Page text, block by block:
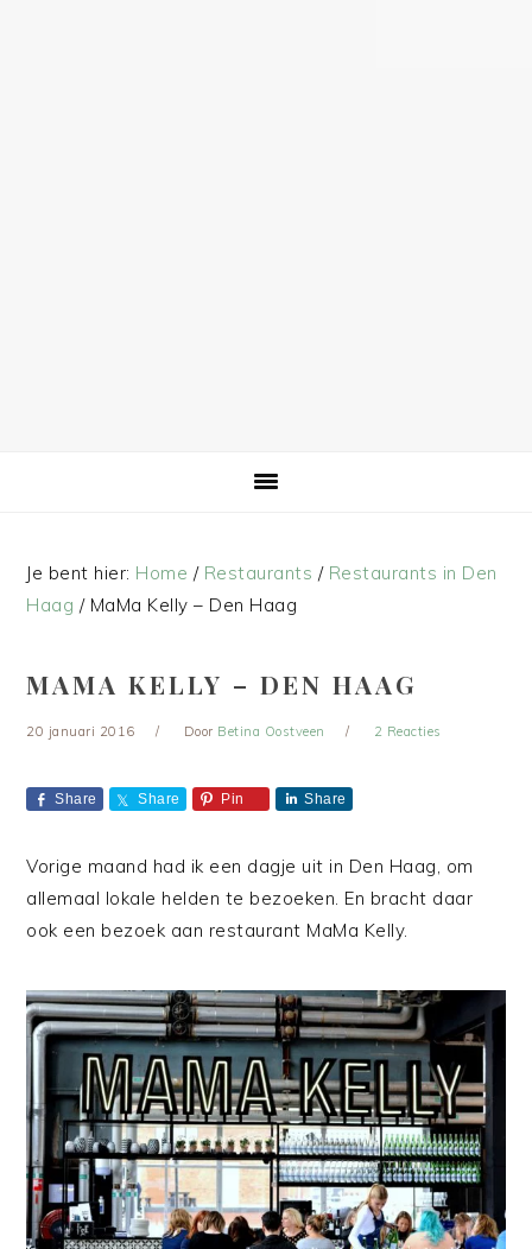
Je bent hier: Home / Restaurants / Restaurants in Den
Haag /MaMa Kelly – Den Haag
MAMA KELLY – DEN HAAG
20 januari 2016 Door Betina Oostveen 2 Reacties
Share Share Pin Share
Vorige maand had ik een dagje uit in Den Haag, om
allemaal lokale helden te bezoeken. En bracht daar
ook een bezoek aan restaurant MaMa Kelly.